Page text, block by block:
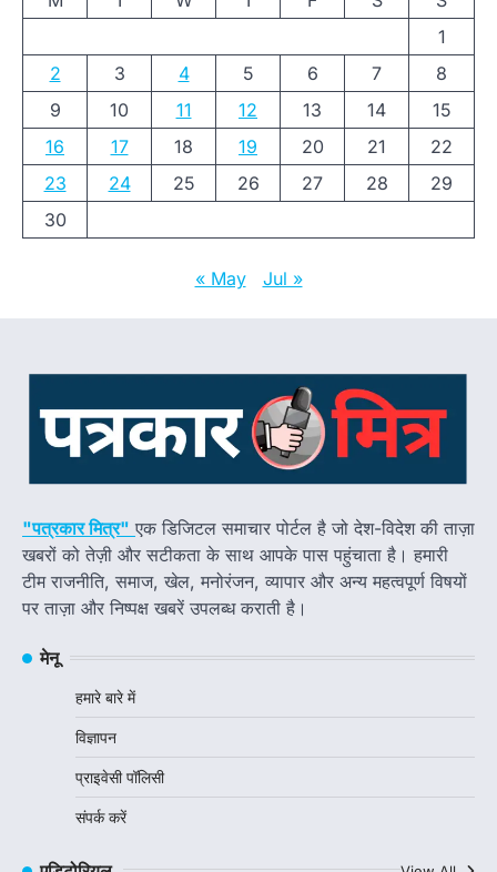
1
2
3 4 5 6 7
8
9
10 11 12 13 14
15
16
17 18 19 20 21
22
23
24 25 26 27 28
29
30
« May Jul »
"पत्रकार मित्र" एक डिजिटल समाचार पोर्टल है जो देश-विदेश की ताज़ा
खबरों को तेज़ी और सटीकता के साथ आपके पास पहुंचाता है। हमारी
टीम राजनीति, समाज, खेल, मनोरंजन, व्यापार और अन्य महत्वपूर्ण विषयों
पर ताज़ा और निष्पक्ष खबरें उपलब्ध कराती है।
मेनू
हमारे बारे में
विज्ञापन
प्राइवेसी पॉलिसी
संपर्क करें